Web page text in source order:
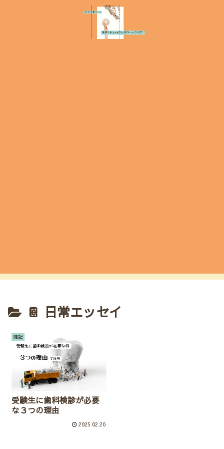
📔 日常エッセイ
雑記
受験生に歯科検診が必要
な３つの理由
2025.02.20